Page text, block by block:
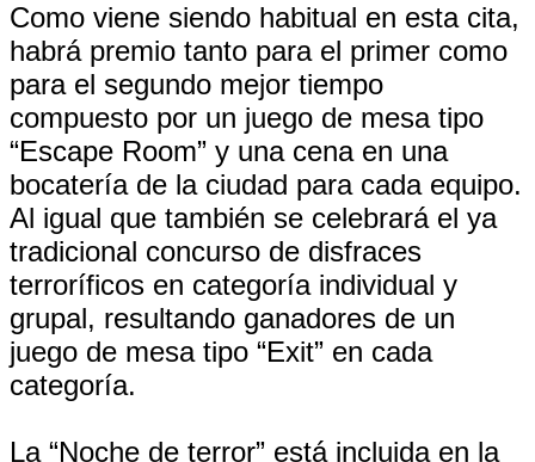
Como viene siendo habitual en esta cita,
habrá premio tanto para el primer como
para el segundo mejor tiempo
compuesto por un juego de mesa tipo
“Escape Room” y una cena en una
bocatería de la ciudad para cada equipo.
Al igual que también se celebrará el ya
tradicional concurso de disfraces
terroríficos en categoría individual y
grupal, resultando ganadores de un
juego de mesa tipo “Exit” en cada
categoría.
La “Noche de terror” está incluida en la